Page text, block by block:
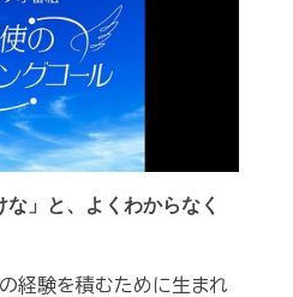
な」と、よくわからなく
の経験を積むために生まれ